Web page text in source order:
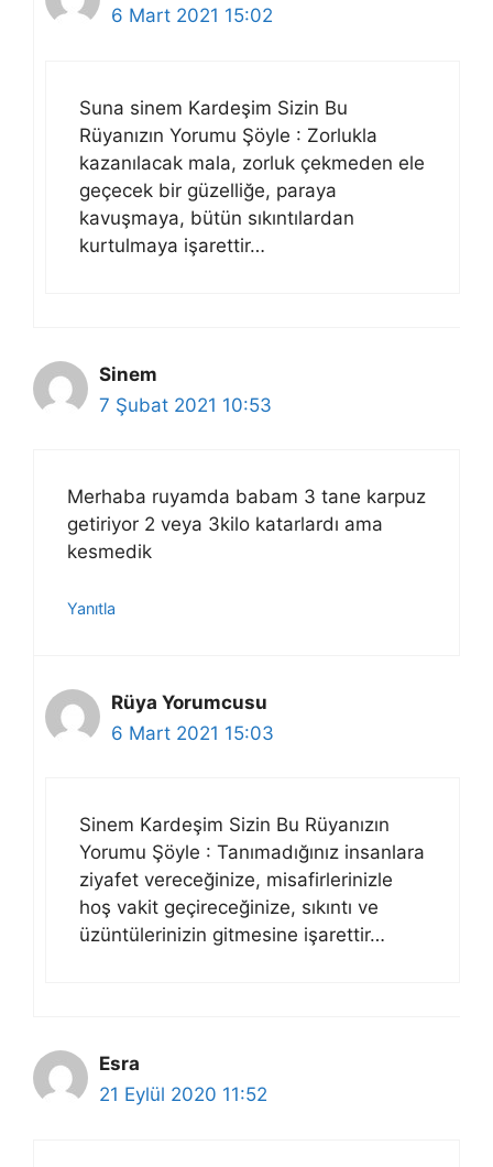
6 Mart 2021 15:02
Suna sinem Kardeşim Sizin Bu
Rüyanızın Yorumu Şöyle : Zorlukla
kazanılacak mala, zorluk çekmeden ele
geçecek bir güzelliğe, paraya
kavuşmaya, bütün sıkıntılardan
kurtulmaya işarettir…
Sinem
7 Şubat 2021 10:53
Merhaba ruyamda babam 3 tane karpuz
getiriyor 2 veya 3kilo katarlardı ama
kesmedik
Yanıtla
Rüya Yorumcusu
6 Mart 2021 15:03
Sinem Kardeşim Sizin Bu Rüyanızın
Yorumu Şöyle : Tanımadığınız insanlara
ziyafet vereceğinize, misafirlerinizle
hoş vakit geçireceğinize, sıkıntı ve
üzüntülerinizin gitmesine işarettir…
Esra
21 Eylül 2020 11:52